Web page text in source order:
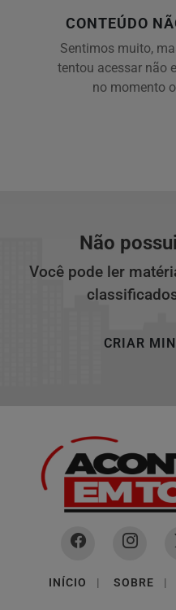
CONTEÚDO
Sentimos muito,
tentou acessar não
no momento
Não
Você pode ler
CRIAR
INÍCIO | SOBRE |